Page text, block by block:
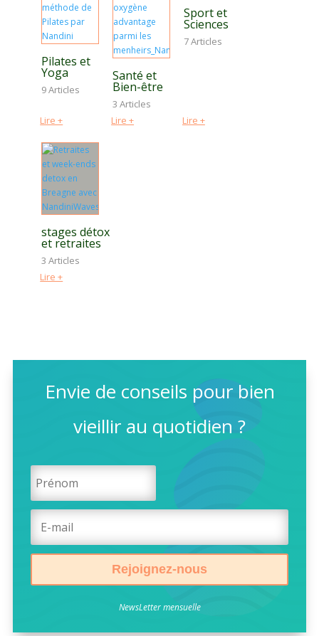
Pilates et
Yoga
9 Articles
Lire +
Santé et
Bien-être
3 Articles
Lire +
Sport et
Sciences
7 Articles
Lire +
stages détox
et retraites
3 Articles
Lire +
Envie de conseils pour bien
vieillir au quotidien ?
Rejoignez-nous
NewsLetter mensuelle